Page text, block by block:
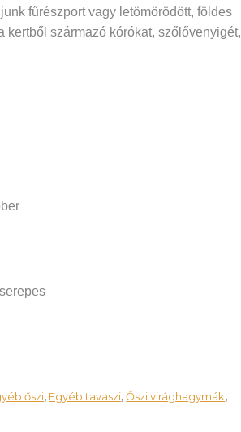
fűrészport vagy letömörödött, földes
kertből származó kórókat, szőlővenyigét,
őszi, Egyéb tavaszi,Őszi virághagymák,